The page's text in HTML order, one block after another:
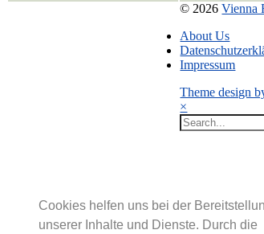
Cookies helfen uns bei der
unserer Inhalte und Dienste. Durch die
© 2026Vienna
About Us
Impressum
Theme design
×